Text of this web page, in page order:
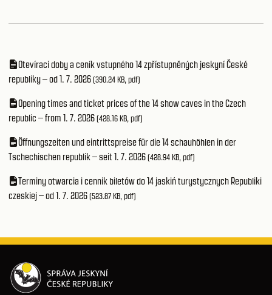
Otevírací doby a ceník vstupného 14 zpřístupněných jeskyní České
republiky – od 1. 7. 2026(390.24 KB, pdf)
Opening times and ticket prices of the 14 show caves in the Czech
republic – from 1. 7. 2026(428.16 KB, pdf)
Öffnungszeiten und eintrittspreise für die 14 schauhöhlen in der
Tschechischen republik – seit 1. 7. 2026(428.94 KB, pdf)
Terminy otwarcia i cennik biletów do 14 jaskiń turystycznych Republiki
czeskiej – od 1. 7. 2026(523.87 KB, pdf)